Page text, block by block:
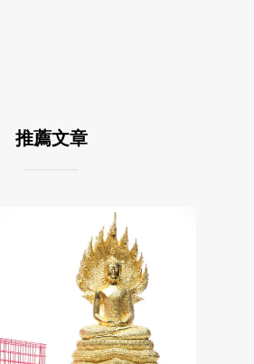
推薦文章